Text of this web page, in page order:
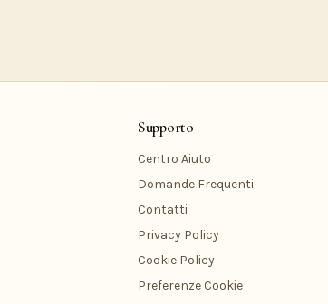
Supporto
Centro Aiuto
Domande Frequenti
Contatti
Privacy Policy
Cookie Policy
Preferenze Cookie